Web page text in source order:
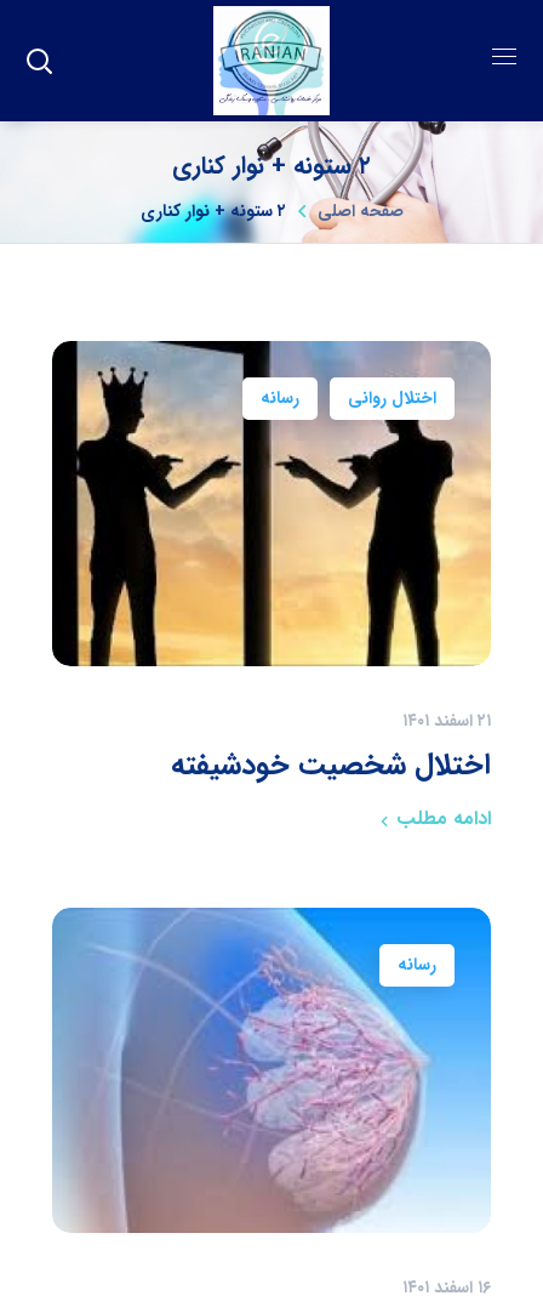
۲ ستونه + نوار کناری
صفحه اصلی ۲ ستونه + نوار کناری
اختلال روانی رسانه
۲۱ اسفند ۱۴۰۱
اختلال شخصیت خودشیفته
ادامه مطلب
رسانه
۱۶ اسفند ۱۴۰۱